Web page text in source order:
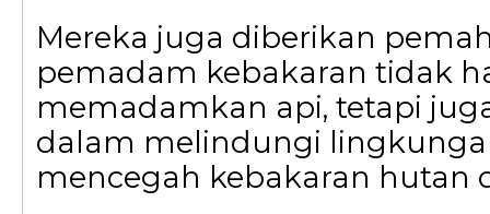
Mereka juga diberikan
pemadam kebakaran tidak
memadamkan api, tetapi
dalam melindungi
mencegah kebakaran hutan